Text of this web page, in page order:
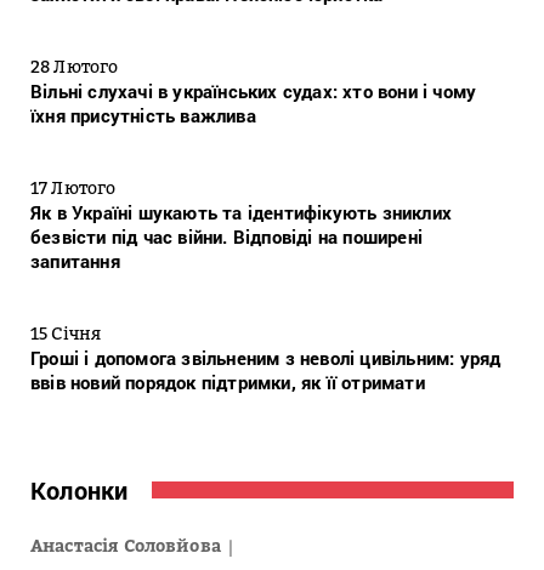
28 Лютого
Вільні слухачі в українських судах: хто вони і чому
їхня присутність важлива
17 Лютого
Як в Україні шукають та ідентифікують зниклих
безвісти під час війни. Відповіді на поширені
запитання
15 Січня
Гроші і допомога звільненим з неволі цивільним: уряд
ввів новий порядок підтримки, як її отримати
Колонки
Анастасія Соловйова